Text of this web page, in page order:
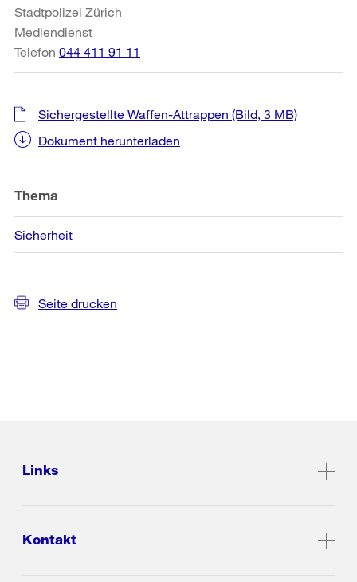
Stadtpolizei Zürich
Mediendienst
Telefon 044 411 91 11
Sichergestellte Waffen-Attrappen (Bild, 3 MB)
Dokument herunterladen
Thema
Sicherheit
Seite drucken
Links
Kontakt